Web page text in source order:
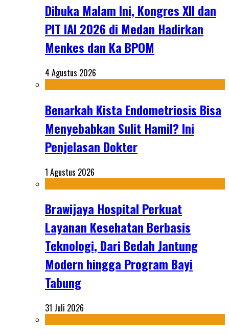
Dibuka Malam Ini, Kongres XII dan
PIT IAI 2026 di Medan Hadirkan
Menkes dan Ka BPOM
4 Agustus 2026
Benarkah Kista Endometriosis Bisa
Menyebabkan Sulit Hamil? Ini
Penjelasan Dokter
1 Agustus 2026
Brawijaya Hospital Perkuat
Layanan Kesehatan Berbasis
Teknologi, Dari Bedah Jantung
Modern hingga Program Bayi
Tabung
31 Juli 2026